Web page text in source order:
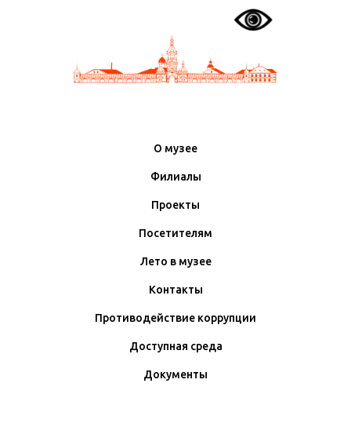
О музее
Филиалы
Проекты
Посетителям
Лето в музее
Контакты
Противодействие коррупции
Доступная среда
Документы